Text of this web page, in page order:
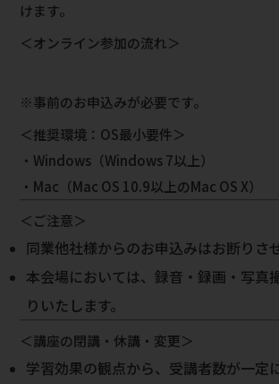
けます。
＜オンライン参加の流れ＞
※事前のお申込みが必要です。
＜推奨環境：OS最小要件＞
・Windows（Windows 7以上）
・Mac（Mac OS 10.9以上のMac OS X）
＜ご注意＞
同業他社様からのお申込みはお断りさ
本会場においては、録音・録画・写真
りいたします。
＜講座の閉講・休講・変更＞
学習効果の観点から、受講者数が一定